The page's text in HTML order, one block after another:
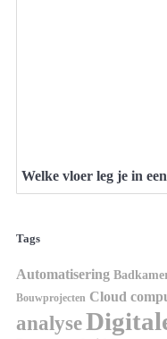
Welke vloer leg je in
Tags
Automatisering
Bouwprojecten Cloud
analyse